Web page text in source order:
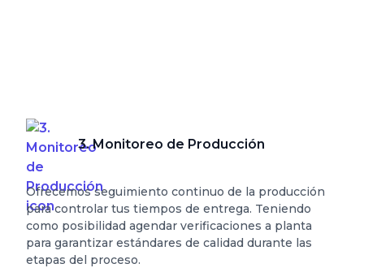
3. Monitoreo de Producción
Ofrecemos seguimiento continuo de la producción
para controlar tus tiempos de entrega. Teniendo
como posibilidad agendar verificaciones a planta
para garantizar estándares de calidad durante las
etapas del proceso.